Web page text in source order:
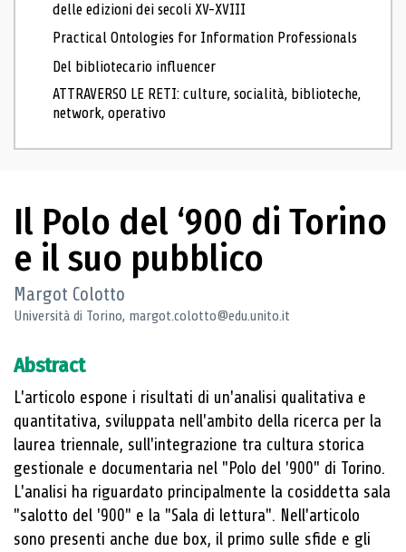
delle edizioni dei secoli XV-XVIII
Practical Ontologies for Information Professionals
Del bibliotecario influencer
ATTRAVERSO LE RETI: culture, socialità, biblioteche,
network, operativo
Il Polo del ‘900 di Torino
e il suo pubblico
Margot Colotto
Università di Torino, margot.colotto@edu.unito.it
Abstract
L'articolo espone i risultati di un'analisi qualitativa e
quantitativa, sviluppata nell'ambito della ricerca per la
laurea triennale, sull'integrazione tra cultura storica
gestionale e documentaria nel "Polo del '900" di Torino.
L'analisi ha riguardato principalmente la cosiddetta sala
"salotto del '900" e la "Sala di lettura". Nell'articolo
sono presenti anche due box, il primo sulle sfide e gli